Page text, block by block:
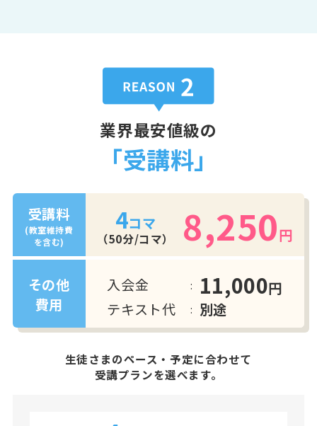
業界最安値級の
「受講料」
受講料
(教室維持費
を含む)
4コマ
（50分/コマ） 8,250円
その他
費用
入会金 11,000円
テキスト代
別途
生徒さまのペース・予定に合わせて
受講プランを選べます。